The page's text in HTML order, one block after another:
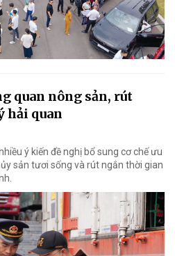
quan nông sản, rút
hải quan
ý kiến đề nghị bổ sung cơ chế ưu
sản tươi sống và rút ngắn thời gian